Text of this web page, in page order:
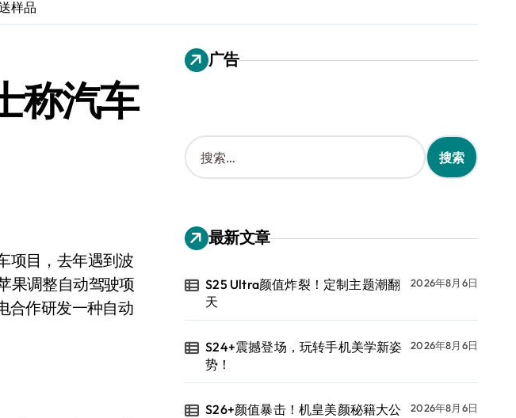
样品
称汽车
果调整自动驾驶项
合作研发一种自动
广告
搜
索
：
最新文章
S25 Ultra颜值炸裂！定制主题潮翻
天
2026年8月6日
S24+震撼登场，玩转手机美学新姿
势！
2026年8月6日
S26+颜值暴击！机皇美颜秘籍大公
2026年8月6日